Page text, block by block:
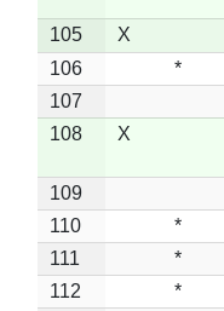
105 X
106
*
107
108
X
109
110
*
111
*
112
*